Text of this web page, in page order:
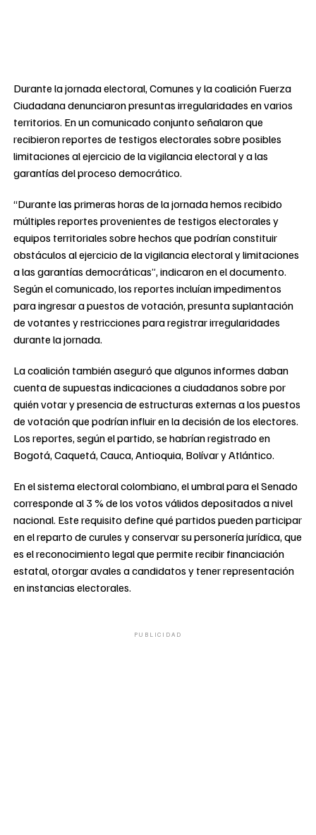
Durante la jornada electoral, Comunes y la coalición Fuerza
Ciudadana denunciaron presuntas irregularidades en varios
territorios. En un comunicado conjunto señalaron que
recibieron reportes de testigos electorales sobre posibles
limitaciones al ejercicio de la vigilancia electoral y a las
garantías del proceso democrático.
“Durante las primeras horas de la jornada hemos recibido
múltiples reportes provenientes de testigos electorales y
equipos territoriales sobre hechos que podrían constituir
obstáculos al ejercicio de la vigilancia electoral y limitaciones
a las garantías democráticas”, indicaron en el documento.
Según el comunicado, los reportes incluían impedimentos
para ingresar a puestos de votación, presunta suplantación
de votantes y restricciones para registrar irregularidades
durante la jornada.
La coalición también aseguró que algunos informes daban
cuenta de supuestas indicaciones a ciudadanos sobre por
quién votar y presencia de estructuras externas a los puestos
de votación que podrían influir en la decisión de los electores.
Los reportes, según el partido, se habrían registrado en
Bogotá, Caquetá, Cauca, Antioquia, Bolívar y Atlántico.
En el sistema electoral colombiano, el umbral para el Senado
corresponde al 3 % de los votos válidos depositados a nivel
nacional. Este requisito define qué partidos pueden participar
en el reparto de curules y conservar su personería jurídica, que
es el reconocimiento legal que permite recibir financiación
estatal, otorgar avales a candidatos y tener representación
en instancias electorales.
PUBLICIDAD